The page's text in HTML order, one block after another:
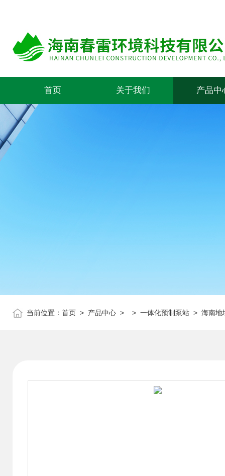
首页 关于我们 产品中
当前位置： 首页 > 产品中心 > > 一体化预制泵站 > 海南地